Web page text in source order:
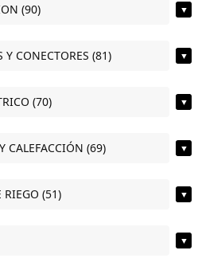
(90) ▼
CONECTORES (81) ▼
(70) ▼
CALEFACCIÓN (69) ▼
RIEGO (51) ▼
▼